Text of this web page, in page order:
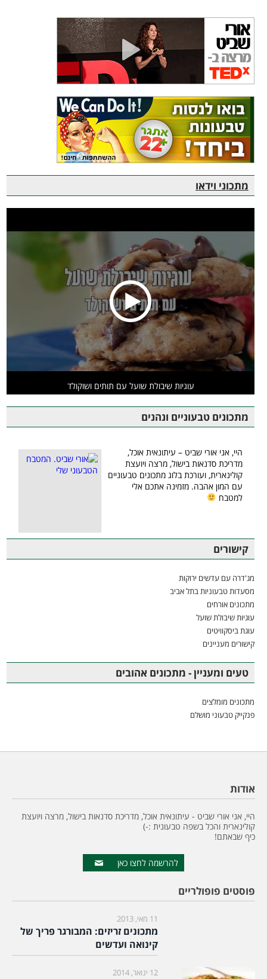
מתכוני וידאו
עוגיות שיבולת שועל עם תותים ושוקולד
מתכונים טבעוניים ונהנים
היי, אני אורי שביט – עיתונאית אוכל,
מדריכת סדנאות בישול, מרצה ויועצת
קולינארית, ועורכת בלוג מתכונים טבעוניים
עם המון אהבה. מזמינה אתכם אלי
למטבח
קישורים
מג'דרה עם עדשים ירוקות
מסעדות טבעוניות בתל אביב
מתכונים אורחים
עוגיות שיבולת שועל
עוגת ביסקוויטים
קישורים מעניינים
טעים ומעניין - מתכונים אהובים
מתכונים מומלצים
פנקייק טבעוני מושלם
אודות
היי, אני אורי שביט - עיתונאית אוכל, מדריכת סדנאות בישול, מרצה ויועצת
קולינארית והכל בשפה טבעונית :-)
כיף שבאתם!
להרשמה לחצו כאן
פוסטים פופולריים
11 מאי, 2013
מתכונים זריזים: המבורגר פריך של
קינואה ועדשים
12 ינואר, 2014